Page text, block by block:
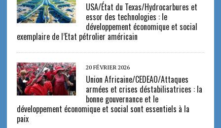
USA/État du Texas/Hydrocarbures et
essor des technologies : le
développement économique et social
exemplaire de l’Etat pétrolier américain
20 FÉVRIER 2026
Union Africaine/CEDEAO/Attaques
armées et crises déstabilisatrices : la
bonne gouvernance et le
développement économique et social sont essentiels à la
paix